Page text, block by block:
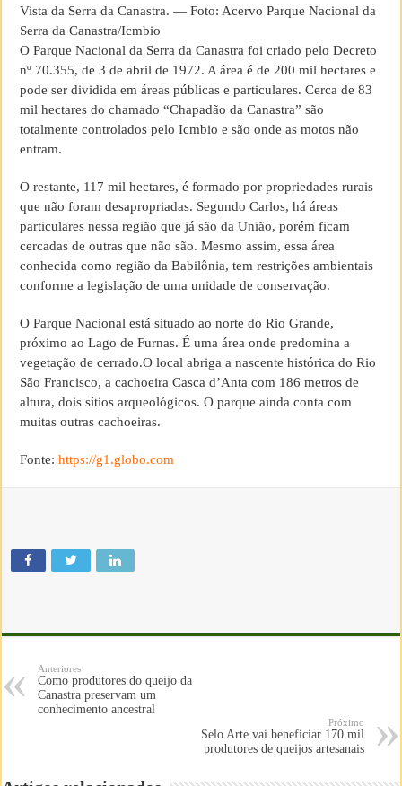
Vista da Serra da Canastra. — Foto: Acervo Parque Nacional da
Serra da Canastra/Icmbio
O Parque Nacional da Serra da Canastra foi criado pelo Decreto
nº 70.355, de 3 de abril de 1972. A área é de 200 mil hectares e
pode ser dividida em áreas públicas e particulares. Cerca de 83
mil hectares do chamado “Chapadão da Canastra” são
totalmente controlados pelo Icmbio e são onde as motos não
entram.
O restante, 117 mil hectares, é formado por propriedades rurais
que não foram desapropriadas. Segundo Carlos, há áreas
particulares nessa região que já são da União, porém ficam
cercadas de outras que não são. Mesmo assim, essa área
conhecida como região da Babilônia, tem restrições ambientais
conforme a legislação de uma unidade de conservação.
O Parque Nacional está situado ao norte do Rio Grande,
próximo ao Lago de Furnas. É uma área onde predomina a
vegetação de cerrado.O local abriga a nascente histórica do Rio
São Francisco, a cachoeira Casca d’Anta com 186 metros de
altura, dois sítios arqueológicos. O parque ainda conta com
muitas outras cachoeiras.
Fonte:https://g1.globo.com
Anteriores
Como produtores do queijo da
Canastra preservam um
conhecimento ancestral
Próximo
Selo Arte vai beneficiar 170 mil
produtores de queijos artesanais